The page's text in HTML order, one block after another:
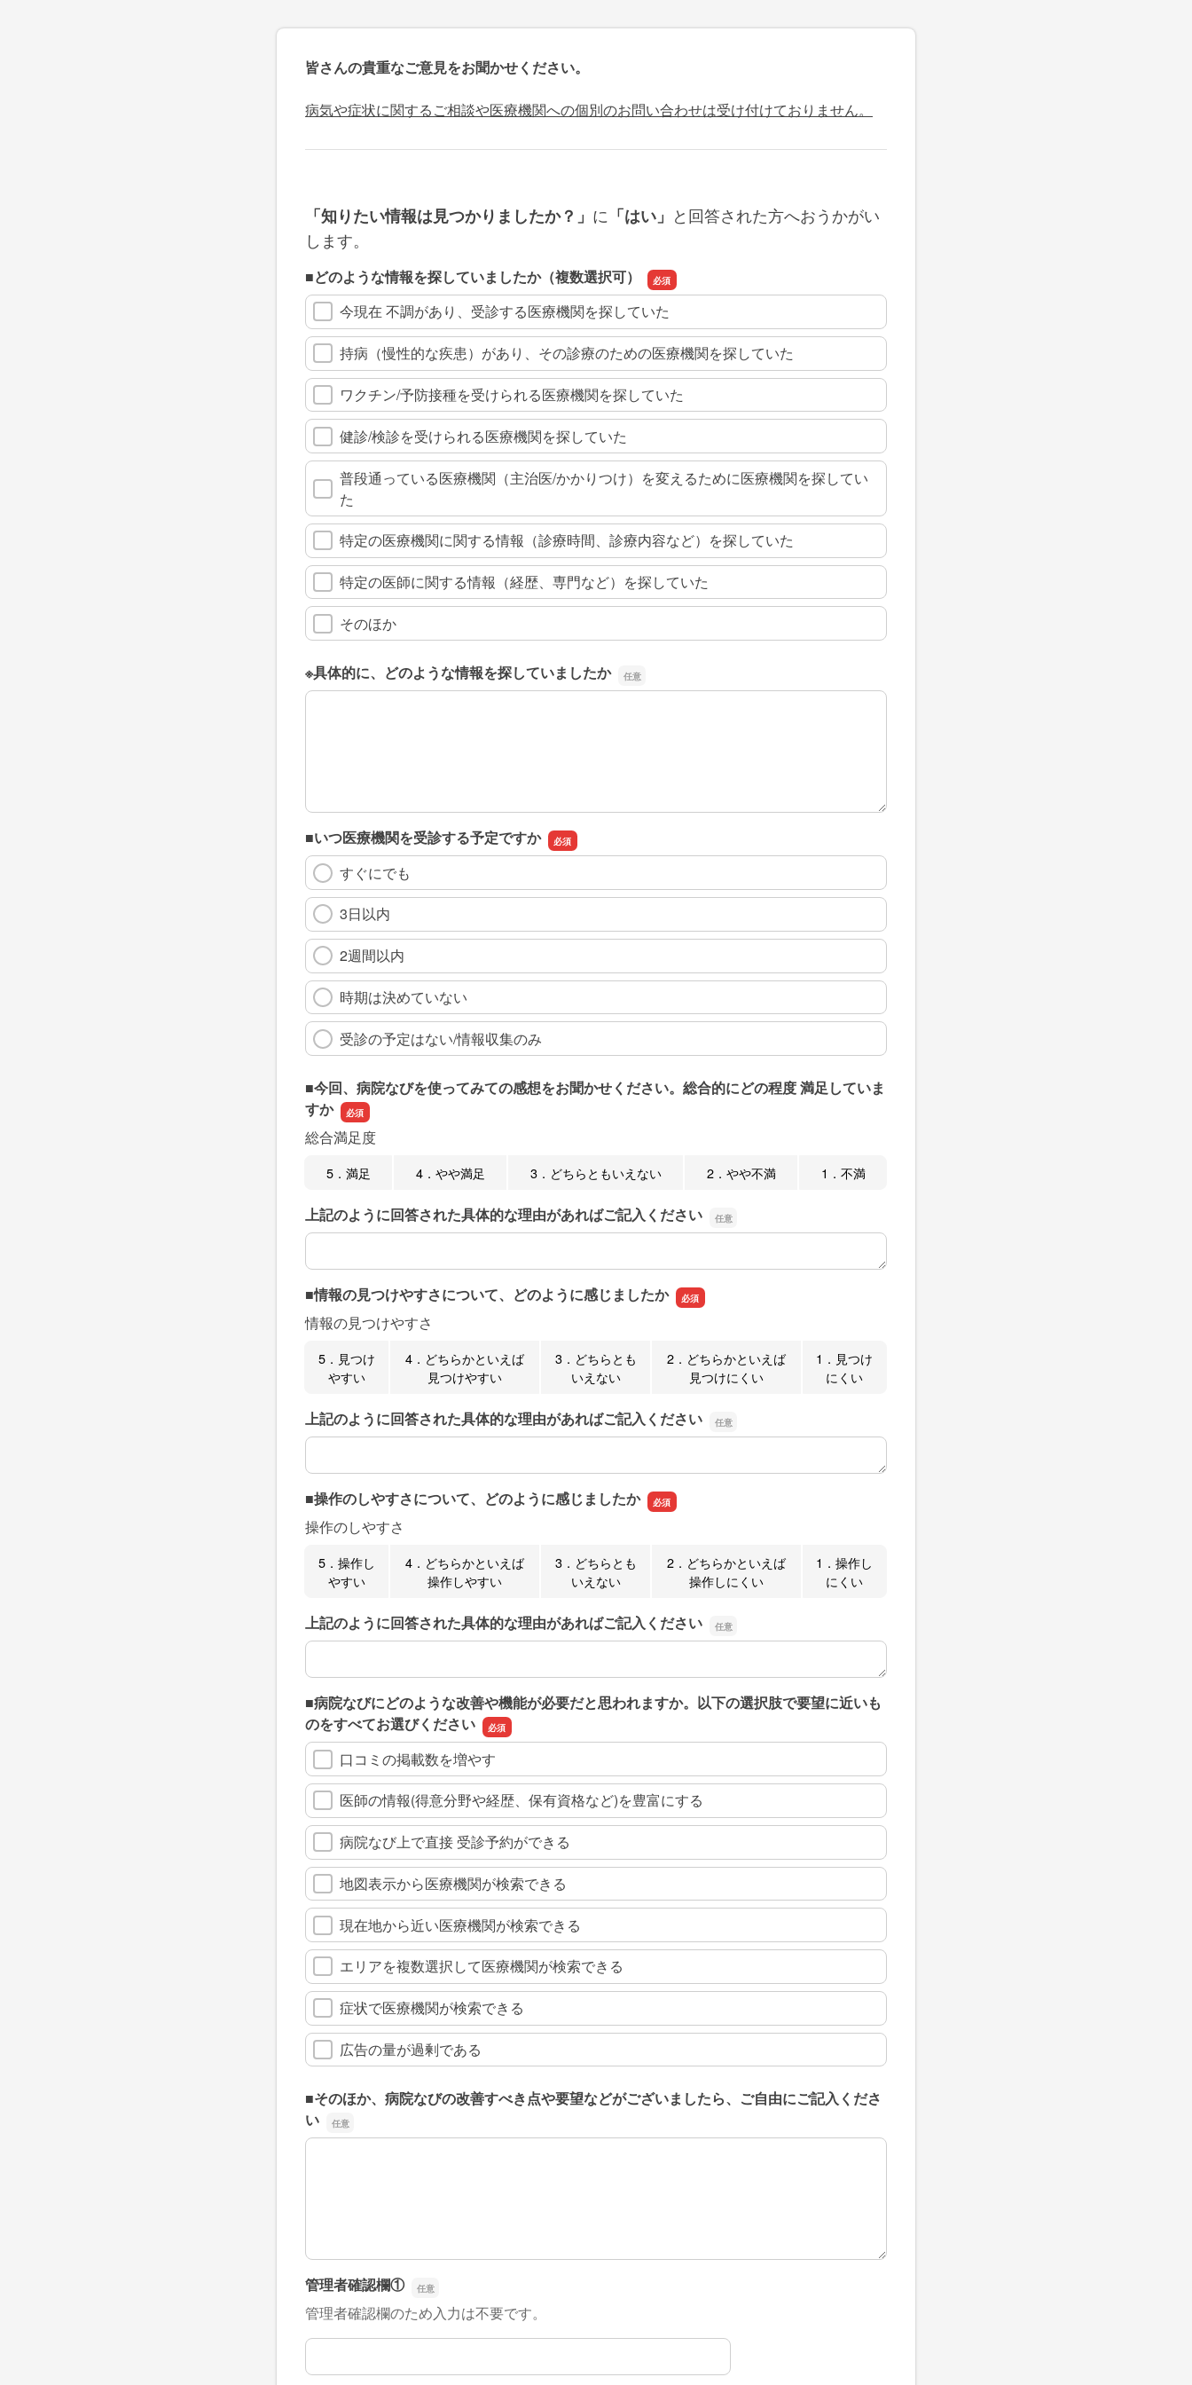
皆さんの貴重なご意見をお聞かせください。
病気や症状に関するご相談や医療機関への個別のお問い合わせは受け付けておりません。
「知りたい情報は見つかりましたか？」 に 「はい」 と回答された方へおうかがい
します。
■どのような情報を探していましたか（複数選択可）
今現在 不調があり、受診する医療機関を探していた
持病（慢性的な疾患）があり、その診療のための医療機関を探していた
ワクチン/予防接種を受けられる医療機関を探していた
健診/検診を受けられる医療機関を探していた
普段通っている医療機関（主治医/かかりつけ）を変えるために医療機関を探してい
た
特定の医療機関に関する情報（診療時間、診療内容など）を探していた
特定の医師に関する情報（経歴、専門など）を探していた
そのほか
※具体的に、どのような情報を探していましたか
※具体的に、どのような情報を探していましたか
■いつ医療機関を受診する予定ですか
すぐにでも
3日以内
2週間以内
時期は決めていない
受診の予定はない/情報収集のみ
■今回、病院なびを使ってみての感想をお聞かせください。総合的にどの程度 満足していま
すか
総合満足度
5．満足 4．やや満足 3．どちらともいえない 2．やや不満 1．不満
上記のように回答された具体的な理由があればご記入ください
上記のように回答された具体的な理由があればご記入ください
■情報の見つけやすさについて、どのように感じましたか
情報の見つけやすさ
5．見つけ
やすい
4．どちらかといえば
見つけやすい
3．どちらとも
いえない
2．どちらかといえば
見つけにくい
1．見つけ
にくい
上記のように回答された具体的な理由があればご記入ください
上記のように回答された具体的な理由があればご記入ください
■操作のしやすさについて、どのように感じましたか
操作のしやすさ
5．操作し
やすい
4．どちらかといえば
操作しやすい
3．どちらとも
いえない
2．どちらかといえば
操作しにくい
1．操作し
にくい
上記のように回答された具体的な理由があればご記入ください
上記のように回答された具体的な理由があればご記入ください
■病院なびにどのような改善や機能が必要だと思われますか。以下の選択肢で要望に近いも
のをすべてお選びください
口コミの掲載数を増やす
医師の情報(得意分野や経歴、保有資格など)を豊富にする
病院なび上で直接 受診予約ができる
地図表示から医療機関が検索できる
現在地から近い医療機関が検索できる
エリアを複数選択して医療機関が検索できる
症状で医療機関が検索できる
広告の量が過剰である
■そのほか、病院なびの改善すべき点や要望などがございましたら、ご自由にご記入くださ
い
■そのほか、病院なびの改善すべき点や要望などがございましたら、ご自由にご記入ください
管理者確認欄①
管理者確認欄のため入力は不要です。
管理者確認欄①